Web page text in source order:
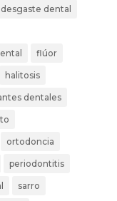
desgaste dental
flúor
halitosis
dentales
ortodoncia
periodontitis
sarro